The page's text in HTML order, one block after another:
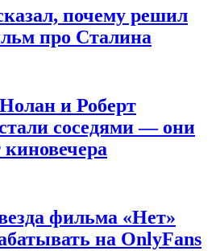
почему решил
про Сталина
и Роберт
соседями — они
фильма «Нет»
на OnlyFans